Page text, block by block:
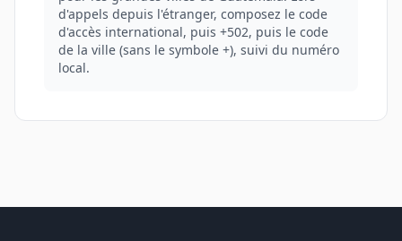
d'appels depuis l'étranger, composez le code
d'accès international, puis +502, puis le code
de la ville (sans le symbole +), suivi du numéro
local.